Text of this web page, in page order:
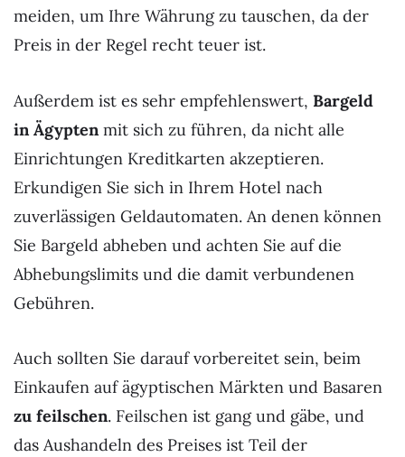
meiden, um Ihre Währung zu tauschen, da der
Preis in der Regel recht teuer ist.
Außerdem ist es sehr empfehlenswert, Bargeld
in Ägyptenmit sich zu führen, da nicht alle
Einrichtungen Kreditkarten akzeptieren.
Erkundigen Sie sich in Ihrem Hotel nach
zuverlässigen Geldautomaten. An denen können
Sie Bargeld abheben und achten Sie auf die
Abhebungslimits und die damit verbundenen
Gebühren.
Auch sollten Sie darauf vorbereitet sein, beim
Einkaufen auf ägyptischen Märkten und Basaren
zu feilschen. Feilschen ist gang und gäbe, und
das Aushandeln des Preises ist Teil der